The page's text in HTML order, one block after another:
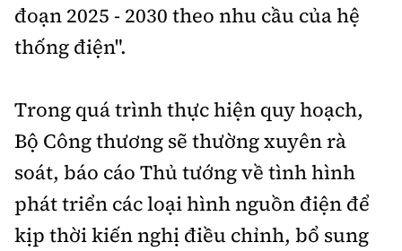
đoạn 2025 - 2030 theo nhu cầu của hệ
thống điện".
Trong quá trình thực hiện quy hoạch,
Bộ Công thương sẽ thường xuyên rà
soát, báo cáo Thủ tướng về tình hình
phát triển các loại hình nguồn điện để
kịp thời kiến nghị điều chỉnh, bổ sung